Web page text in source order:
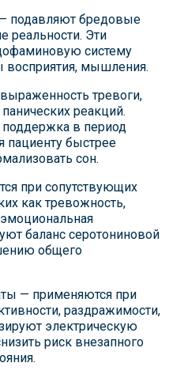
— подавляют бредовые
реальности. Эти
систему
восприятия, мышления.
тревоги,
реакций.
в период
пациенту быстрее
сон.
при сопутствующих
как тревожность,
баланс серотониновой
общего
— применяются при
раздражимости,
электрическую
риск внезапного